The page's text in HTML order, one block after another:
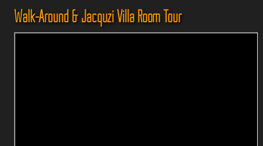
Walk-Around & Jacquzi Villa Room Tour